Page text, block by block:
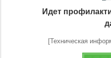
Идет
[Техническая